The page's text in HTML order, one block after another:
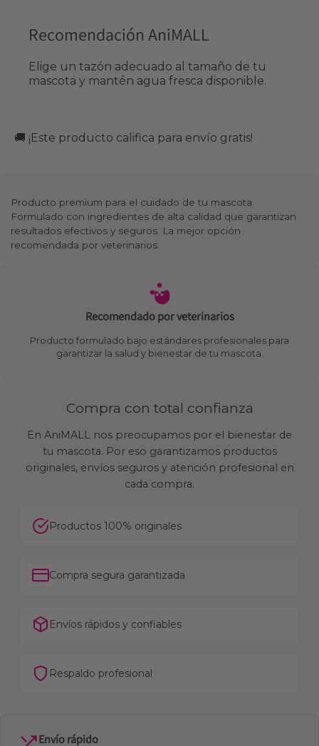
Recomendación AniMALL
Elige un tazón adecuado al tamaño de tu
mascota y mantén agua fresca disponible.
🚚 ¡Este producto califica para envío gratis!
Producto premium para el cuidado de tu mascota.
Formulado con ingredientes de alta calidad que garantizan
resultados efectivos y seguros. La mejor opción
recomendada por veterinarios.
Recomendado por veterinarios
Producto formulado bajo estándares profesionales para
garantizar la salud y bienestar de tu mascota.
Compra con total confianza
En AniMALL nos preocupamos por el bienestar de
tu mascota. Por eso garantizamos productos
originales, envíos seguros y atención profesional en
cada compra.
Productos 100% originales
Compra segura garantizada
Envíos rápidos y confiables
Respaldo profesional
Envío rápido